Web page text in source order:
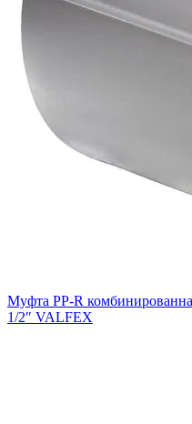
Муфта PP-R
1/2″ VALFEX